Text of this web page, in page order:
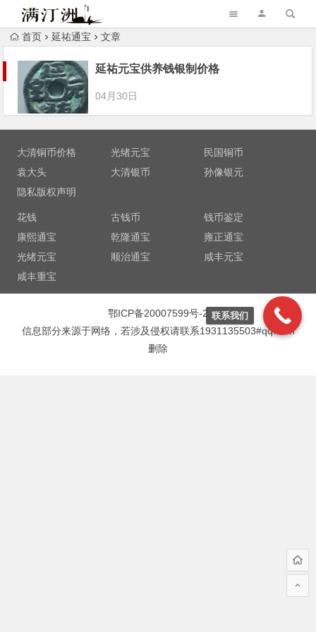
首页 延祐通宝 文章
延祐元宝供养钱银制价格
04月30日
大清铜币价格 光绪元宝
民国铜币
袁大头
大清银币
孙像银元
隐私版权声明
花钱 古钱币
钱币鉴定
康熙通宝
乾隆通宝
雍正通宝
光绪元宝
顺治通宝
咸丰元宝
咸丰重宝
鄂ICP备20007599号-2
信息部分来源于网络，若涉及侵权请联系1931135503#qq.com
删除
联系我们